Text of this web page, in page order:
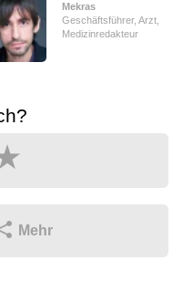
Mekras
Geschäftsführer, Arzt,
Medizinredakteur
Mehr